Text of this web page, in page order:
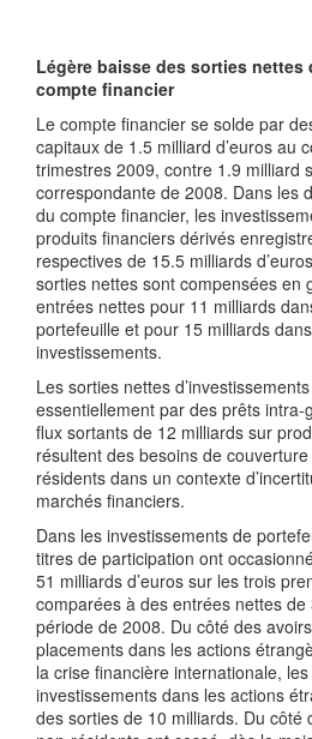
Légère baisse des sorties nettes
compte financier
Le compte financier se solde par
capitaux de 1.5 milliard d’euros au
trimestres 2009, contre 1.9 milliard
correspondante de 2008. Dans les
du compte financier, les
produits financiers dérivés
respectives de 15.5 milliards
sorties nettes sont compensées en
entrées nettes pour 11 milliards
portefeuille et pour 15 milliards
investissements.
Les sorties nettes
essentiellement par des prêts
flux sortants de 12 milliards sur
résultent des besoins de
résidents dans un contexte
marchés financiers.
Dans les investissements de
titres de participation ont
51 milliards d’euros sur les trois
comparées à des entrées nettes
période de 2008. Du côté des
placements dans les actions
la crise financière internationale,
investissements dans les actions
des sorties de 10 milliards. Du côté